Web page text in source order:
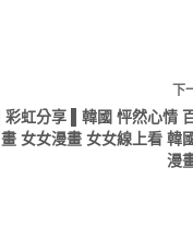
下
▌彩虹分享 ▌韓國 怦然心情
畫 女女漫畫 女女線上看 韓
漫